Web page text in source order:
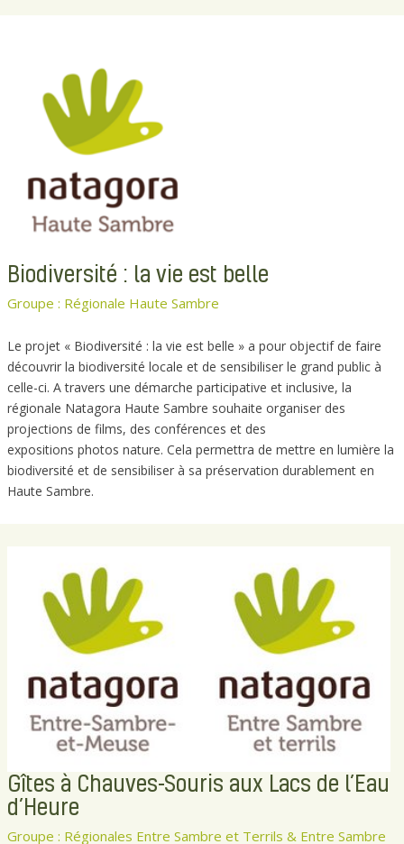
Biodiversité : la vie est belle
Groupe : Régionale Haute Sambre
Le projet « Biodiversité : la vie est belle » a pour objectif de faire
découvrir la biodiversité locale et de sensibiliser le grand public à
celle-ci. A travers une démarche participative et inclusive, la
régionale Natagora Haute Sambre souhaite organiser des
projections de films, des conférences et des
expositions photos nature. Cela permettra de mettre en lumière la
biodiversité et de sensibiliser à sa préservation durablement en
Haute Sambre.
Gîtes à Chauves-Souris aux Lacs de l’Eau
d’Heure
Groupe : Régionales Entre Sambre et Terrils & Entre Sambre